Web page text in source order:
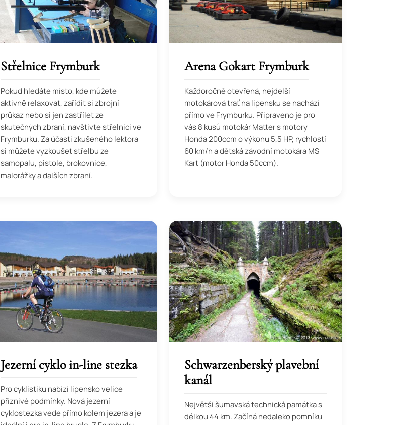
Střelnice Frymburk
Pokud hledáte místo, kde můžete
aktivně relaxovat, zařídit si zbrojní
průkaz nebo si jen zastřílet ze
skutečných zbraní, navštivte střelnici ve
Frymburku. Za účasti zkušeného lektora
si můžete vyzkoušet střelbu ze
samopalu, pistole, brokovnice,
malorážky a dalších zbraní.
Arena Gokart Frymburk
Každoročně otevřená, nejdelší
motokárová trať na lipensku se nachází
přímo ve Frymburku. Připraveno je pro
vás 8 kusů motokár Matter s motory
Honda 200ccm o výkonu 5,5 HP, rychlostí
60 km/h a dětská závodní motokára MS
Kart (motor Honda 50ccm).
Jezerní cyklo in-line stezka
Pro cyklistiku nabízí lipensko velice
příznivé podmínky. Nová jezerní
cyklostezka vede přímo kolem jezera a je
Schwarzenberský plavební
kanál
Největší šumavská technická památka s
délkou 44 km. Začíná nedaleko pomníku